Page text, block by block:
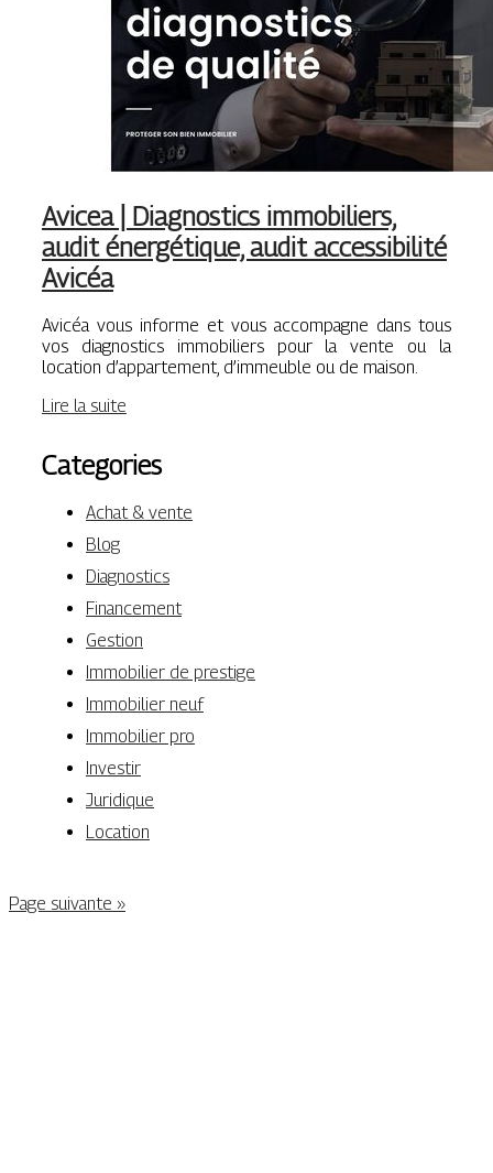
Avicea | Diagnostics immobiliers,
audit énergétique, audit acces­sibi­lité
Avicéa
Avicéa vous informe et vous accompagne dans tous
vos diagnostics immobiliers pour la vente ou la
location d’appartement, d’immeuble ou de maison.
Lire la suite
Categories
Achat & vente
Blog
Diagnostics
Financement
Gestion
Immobilier de prestige
Immobilier neuf
Immobilier pro
Investir
Juridique
Location
Page suivante »